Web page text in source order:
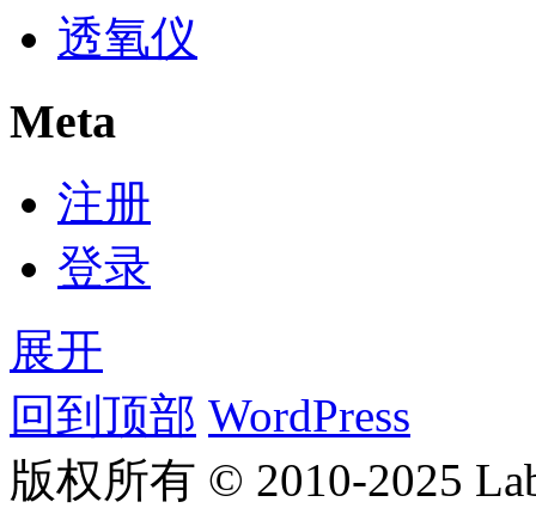
透氧仪
Meta
注册
登录
展开
回到顶部 WordPress
版权所有 © 2010-2025